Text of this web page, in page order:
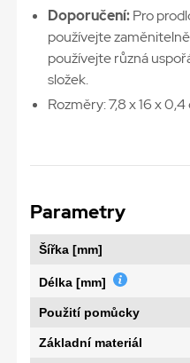
Doporučení:Pro
používejte
používejte různá
složek.
Rozměry: 7,8 x 16 x 0,4
Parametry
Šířka [mm]
Délka [mm]
Použití pomůcky
Základní materiál